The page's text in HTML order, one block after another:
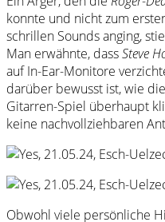
konnte und nicht zum
schrillen Sounds anging,
Man erwähnte, dassSteve
auf In-Ear-Monitore
darüber bewusst ist, wie
Gitarren-Spiel überhaupt
keine nachvollziehbaren
Obwohl viele persönliche